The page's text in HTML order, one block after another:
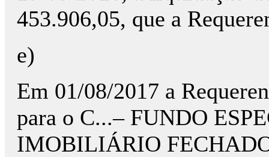
453.906,05, que a
e)
Em 01/08/2017 a
para o C...– FUNDO
IMOBILIÁRIO